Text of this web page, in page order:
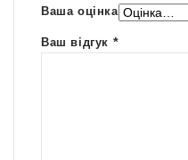
Ваша оцінка
Ваш відгук *